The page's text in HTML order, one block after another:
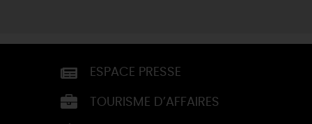
ESPACE PRESSE
TOURISME D’AFFAIRES